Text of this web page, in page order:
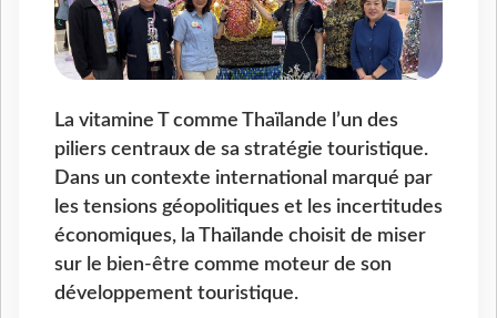
La vitamine T comme Thaïlande l’un des
piliers centraux de sa stratégie touristique.
Dans un contexte international marqué par
les tensions géopolitiques et les incertitudes
économiques, la Thaïlande choisit de miser
sur le bien-être comme moteur de son
développement touristique.